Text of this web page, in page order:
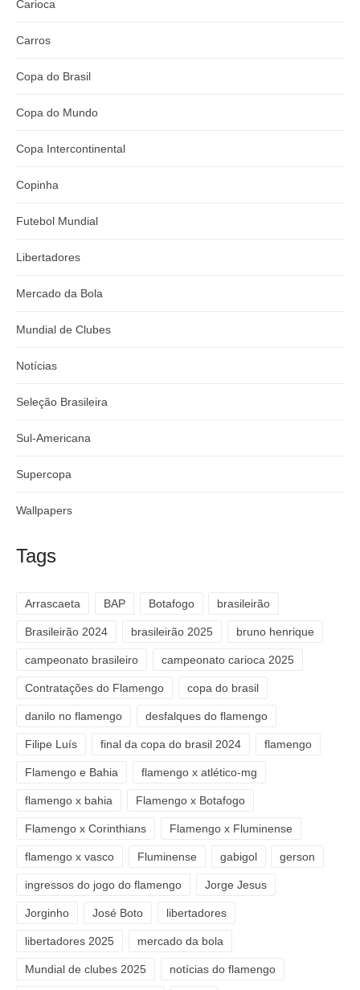
Carioca
Carros
Copa do Brasil
Copa do Mundo
Copa Intercontinental
Copinha
Futebol Mundial
Libertadores
Mercado da Bola
Mundial de Clubes
Notícias
Seleção Brasileira
Sul-Americana
Supercopa
Wallpapers
Tags
Arrascaeta BAP Botafogo brasileirão
Brasileirão 2024 brasileirão 2025 bruno henrique
campeonato brasileiro campeonato carioca 2025
Contratações do Flamengo copa do brasil
danilo no flamengo desfalques do flamengo
Filipe Luís final da copa do brasil 2024 flamengo
Flamengo e Bahia flamengo x atlético-mg
flamengo x bahia Flamengo x Botafogo
Flamengo x Corinthians Flamengo x Fluminense
flamengo x vasco Fluminense gabigol gerson
ingressos do jogo do flamengo Jorge Jesus
Jorginho José Boto libertadores
libertadores 2025 mercado da bola
Mundial de clubes 2025 notícias do flamengo